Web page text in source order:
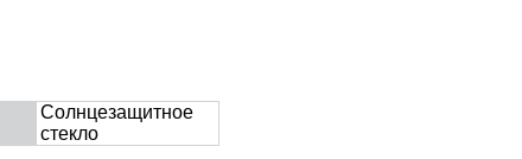
Солнцезащитное
стекло